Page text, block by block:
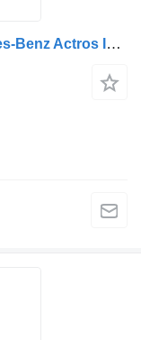
158691 tapa de válvula para Mercedes-Benz Actros IV E 6 cabeza tractora